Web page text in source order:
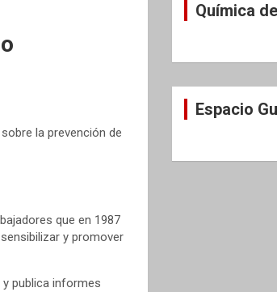
la prevención de
que en 1987
y promover
publica informes
Química
Espacio